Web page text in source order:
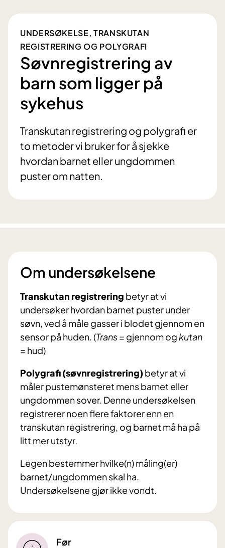
UNDERSØKELSE, TRANSKUTAN
REGISTRERING OG POLYGRAFI
Søvnregistrering av
barn som ligger på
sykehus
Transkutan registrering og polygrafi er
to metoder vi bruker for å sjekke
hvordan barnet eller ungdommen
puster om natten.
Om undersøkelsene
Transkutan registrering betyr at vi
undersøker hvordan barnet puster under
søvn, ved å måle gasser i blodet gjennom en
sensor på huden. (Trans= gjennom og kutan
= hud)
Polygrafi (søvnregistrering) betyr at vi
måler pustemønsteret mens barnet eller
ungdommen sover. Denne undersøkelsen
registrerer noen flere faktorer enn en
transkutan registrering, og barnet må ha på
litt mer utstyr.
Legen bestemmer hvilke(n) måling(er)
barnet/ungdommen skal ha.
Undersøkelsene gjør ikke vondt.
Før